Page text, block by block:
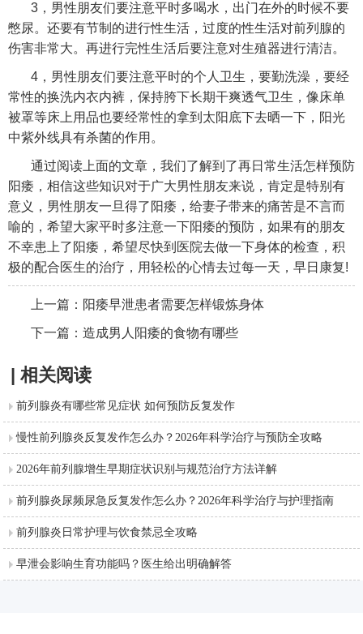
3，男性朋友们要注意平时多喝水，出门在外的时候不要
憋尿。还要有节制的进行性生活，过度的性生活对前列腺的
伤害非常大。再进行完性生活后要注意对生殖器进行清洁。
4，男性朋友们要注意平时的个人卫生，要勤洗澡，要经
常性的换洗内衣内裤，保持胯下长期干爽透气卫生，像床单
被罩等床上用品也要经常性的拿到太阳底下去晒一下，阳光
中紫外线具有杀菌的作用。
通过阅读上面的文章，我们了解到了再日常生活怎样预防
阳痿，相信这些知识对于广大男性朋友来说，肯定是特别有
意义，男性朋友一旦得了阳痿，给妻子带来的痛苦是不言而
喻的，希望大家平时多注意一下阳痿的预防，如果有的朋友
不幸患上了阳痿，希望尽快到医院去做一下身体的检查，积
极的配合医生的治疗，用轻松的心情去过每一天，早日康复!
上一篇： 阳痿早泄患者需要怎样锻炼身体
下一篇： 造成男人阳痿的食物有哪些
| 相关阅读
前列腺炎有哪些常见症状 如何预防反复发作
慢性前列腺炎反复发作怎么办？2026年科学治疗与预防全攻略
2026年前列腺增生早期症状识别与规范治疗方法详解
前列腺炎尿频尿急反复发作怎么办？2026年科学治疗与护理指南
前列腺炎日常护理与饮食禁忌全攻略
早泄会影响生育功能吗？医生给出明确解答